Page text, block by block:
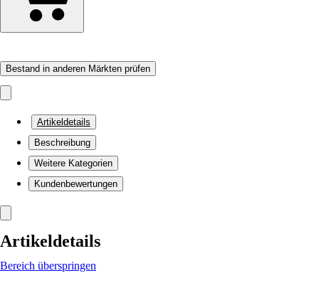
Bestand in anderen Märkten prüfen
Artikeldetails
Beschreibung
Weitere Kategorien
Kundenbewertungen
Artikeldetails
Bereich überspringen